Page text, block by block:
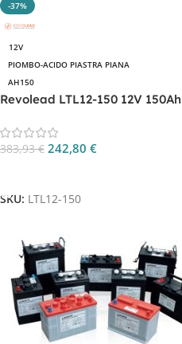
-37%
12V
PIOMBO-ACIDO PIASTRA PIANA
AH150
Revolead LTL12-150 12V
383,93€ 242,80 €
SKU: LTL12-150